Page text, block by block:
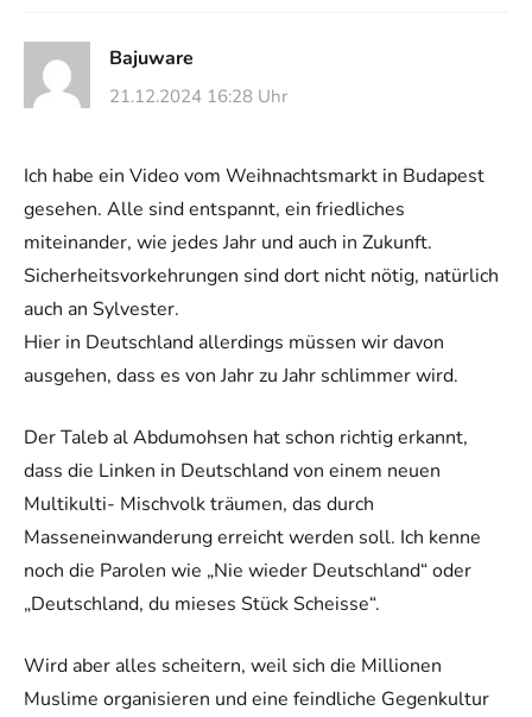
Bajuware
21.12.2024 16:28 Uhr
Ich habe ein Video vom Weihnachtsmarkt in Budapest
gesehen. Alle sind entspannt, ein friedliches
miteinander, wie jedes Jahr und auch in Zukunft.
Sicherheitsvorkehrungen sind dort nicht nötig, natürlich
auch an Sylvester.
Hier in Deutschland allerdings müssen wir davon
ausgehen, dass es von Jahr zu Jahr schlimmer wird.
Der Taleb al Abdumohsen hat schon richtig erkannt,
dass die Linken in Deutschland von einem neuen
Multikulti- Mischvolk träumen, das durch
Masseneinwanderung erreicht werden soll. Ich kenne
noch die Parolen wie „Nie wieder Deutschland“ oder
„Deutschland, du mieses Stück Scheisse“.
Wird aber alles scheitern, weil sich die Millionen
Muslime organisieren und eine feindliche Gegenkultur